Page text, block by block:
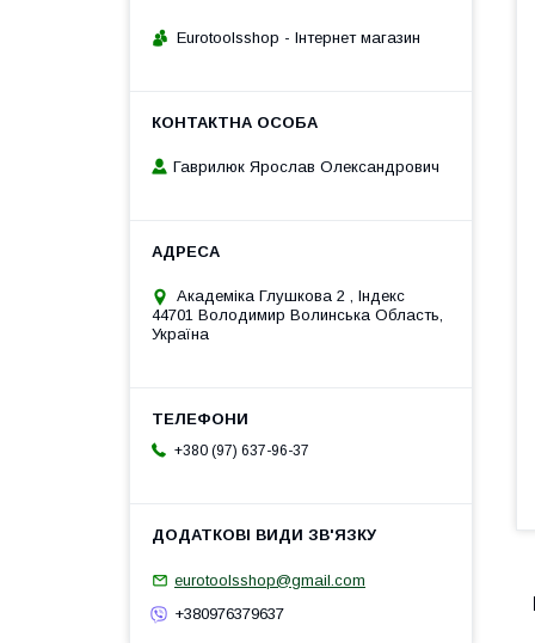
Eurotoolsshop - Інтернет магазин
Гаврилюк Ярослав Олександрович
Академiка Глушкова 2 , Iндекс
44701 Володимир Волинська Область,
Україна
+380 (97) 637-96-37
eurotoolsshop@gmail.com
+380976379637